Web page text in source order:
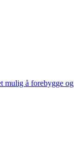
å forebygge